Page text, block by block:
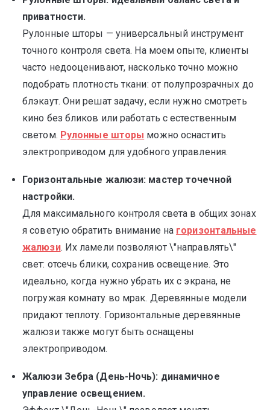
приватности.
Рулонные шторы — универсальный инструмент
точного контроля света. На моем опыте, клиенты
часто недооценивают, насколько точно можно
подобрать плотность ткани: от полупрозрачных до
блэкаут. Они решат задачу, если нужно смотреть
кино без бликов или работать с естественным
светом. Рулонные шторы можно оснастить
электроприводом для удобного управления.
Горизонтальные жалюзи: мастер точечной
настройки.
Для максимального контроля света в общих зонах
я советую обратить внимание на горизонтальные
жалюзи. Их ламели позволяют \"направлять\"
свет: отсечь блики, сохранив освещение. Это
идеально, когда нужно убрать их с экрана, не
погружая комнату во мрак. Деревянные модели
придают теплоту. Горизонтальные деревянные
жалюзи также могут быть оснащены
электроприводом.
Жалюзи Зебра (День-Ночь): динамичное
управление освещением.